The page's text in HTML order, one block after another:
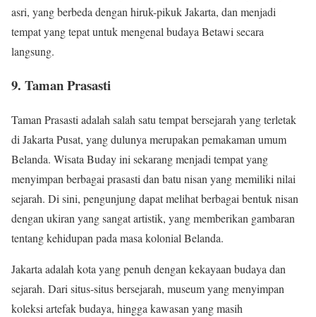
asri, yang berbeda dengan hiruk-pikuk Jakarta, dan menjadi
tempat yang tepat untuk mengenal budaya Betawi secara
langsung.
9. Taman Prasasti
Taman Prasasti adalah salah satu tempat bersejarah yang terletak
di Jakarta Pusat, yang dulunya merupakan pemakaman umum
Belanda. Wisata Buday ini sekarang menjadi tempat yang
menyimpan berbagai prasasti dan batu nisan yang memiliki nilai
sejarah. Di sini, pengunjung dapat melihat berbagai bentuk nisan
dengan ukiran yang sangat artistik, yang memberikan gambaran
tentang kehidupan pada masa kolonial Belanda.
Jakarta adalah kota yang penuh dengan kekayaan budaya dan
sejarah. Dari situs-situs bersejarah, museum yang menyimpan
koleksi artefak budaya, hingga kawasan yang masih